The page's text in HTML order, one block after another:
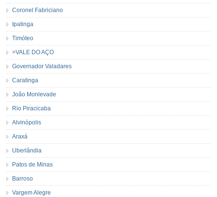
Coronel Fabriciano
Ipatinga
Timóteo
>VALE DO AÇO
Governador Valadares
Caratinga
João Monlevade
Rio Piracicaba
Alvinópolis
Araxá
Uberlândia
Patos de Minas
Barroso
Vargem Alegre